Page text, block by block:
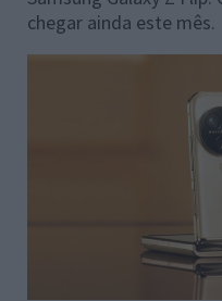
chegar ainda este mês.